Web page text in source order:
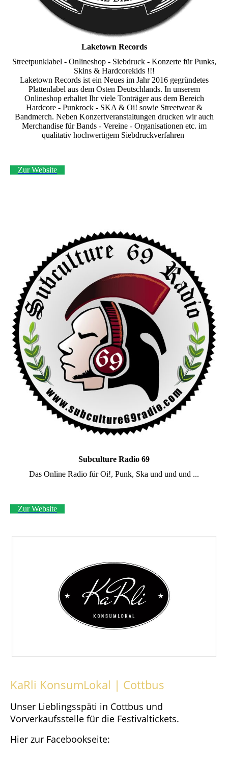
Laketown Records
Streetpunklabel - Onlineshop - Siebdruck - Konzerte für Punks,
Skins & Hardcorekids !!!
Laketown Records ist ein Neues im Jahr 2016 gegründetes
Plattenlabel aus dem Osten Deutschlands. In unserem
Onlineshop erhaltet Ihr viele Tonträger aus dem Bereich
Hardcore - Punkrock - SKA & Oi! sowie Streetwear &
Bandmerch. Neben Konzertveranstaltungen drucken wir auch
Merchandise für Bands - Vereine - Organisationen etc. im
qualitativ hochwertigem Siebdruckverfahren
Zur Website
Subculture Radio 69
Das Online Radio für Oi!, Punk, Ska und und und ...
Zur Website
KaRli KonsumLokal | Cottbus
Unser Lieblingsspäti in Cottbus und
Vorverkaufsstelle für die Festivaltickets.
Hier zur Facebookseite: